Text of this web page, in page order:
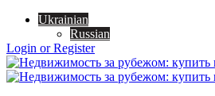
Ukrainian
Russian
Login or Register